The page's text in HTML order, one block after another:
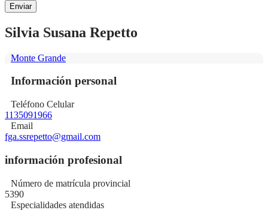
Enviar
Silvia Susana Repetto
Monte Grande
Información personal
Teléfono Celular
1135091966
Email
fga.ssrepetto@gmail.com
información profesional
Número de matrícula provincial
5390
Especialidades atendidas